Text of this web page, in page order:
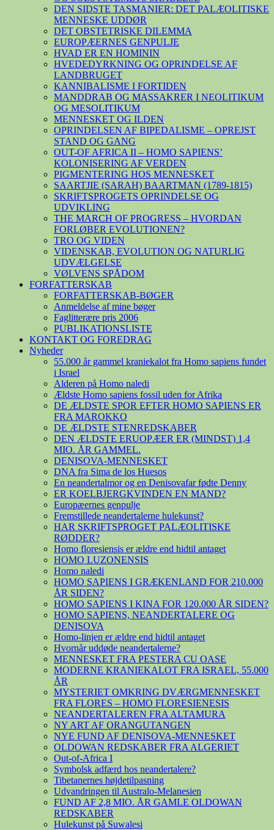
DEN SIDSTE TASMANIER: DET PALÆOLITISKE
MENNESKE UDDØR
DET OBSTETRISKE DILEMMA
EUROPÆERNES GENPULJE
HVAD ER EN HOMININ
HVEDEDYRKNING OG OPRINDELSE AF
LANDBRUGET
KANNIBALISME I FORTIDEN
MANDDRAB OG MASSAKRER I NEOLITIKUM
OG MESOLITIKUM
MENNESKET OG ILDEN
OPRINDELSEN AF BIPEDALISME – OPREJST
STAND OG GANG
OUT-OF AFRICA II – HOMO SAPIENS’
KOLONISERING AF VERDEN
PIGMENTERING HOS MENNESKET
SAARTJIE (SARAH) BAARTMAN (1789-1815)
SKRIFTSPROGETS OPRINDELSE OG
UDVIKLING
THE MARCH OF PROGRESS – HVORDAN
FORLØBER EVOLUTIONEN?
TRO OG VIDEN
VIDENSKAB, EVOLUTION OG NATURLIG
UDVÆLGELSE
VØLVENS SPÅDOM
FORFATTERSKAB
FORFATTERSKAB-BØGER
Anmeldelse af mine bøger
Faglitterære pris 2006
PUBLIKATIONSLISTE
KONTAKT OG FOREDRAG
Nyheder
55.000 år gammel kraniekalot fra Homo sapiens fundet
i Israel
Alderen på Homo naledi
Ældste Homo sapiens fossil uden for Afrika
DE ÆLDSTE SPOR EFTER HOMO SAPIENS ER
FRA MAROKKO
DE ÆLDSTE STENREDSKABER
DEN ÆLDSTE ERUOPÆER ER (MINDST) 1,4
MIO. ÅR GAMMEL.
DENISOVA-MENNESKET
DNA fra Sima de los Huesos
En neandertalmor og en Denisovafar fødte Denny
ER KOELBJERGKVINDEN EN MAND?
Europæernes genpulje
Fremstillede neandertalerne hulekunst?
HAR SKRIFTSPROGET PALÆOLITISKE
RØDDER?
Homo floresiensis er ældre end hidtil antaget
HOMO LUZONENSIS
Homo naledi
HOMO SAPIENS I GRÆKENLAND FOR 210.000
ÅR SIDEN?
HOMO SAPIENS I KINA FOR 120.000 ÅR SIDEN?
HOMO SAPIENS, NEANDERTALERE OG
DENISOVA
Homo-linjen er ældre end hidtil antaget
Hvornår uddøde neandertalerne?
MENNESKET FRA PESTERA CU OASE
MODERNE KRANIEKALOT FRA ISRAEL, 55.000
ÅR
MYSTERIET OMKRING DVÆRGMENNESKET
FRA FLORES – HOMO FLORESIENESIS
NEANDERTALEREN FRA ALTAMURA
NY ART AF ORANGUTANGEN
NYE FUND AF DENISOVA-MENNESKET
OLDOWAN REDSKABER FRA ALGERIET
Out-of-Africa I
Symbolsk adfærd hos neandertalere?
Tibetanernes højdetilpasning
Udvandringen til Australo-Melanesien
FUND AF 2,8 MIO. ÅR GAMLE OLDOWAN
REDSKABER
Hulekunst på Suwalesi